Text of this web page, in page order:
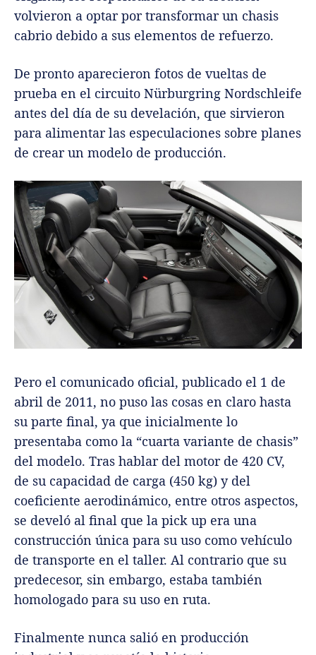
volvieron a optar por transformar un chasis
cabrio debido a sus elementos de refuerzo.
De pronto aparecieron fotos de vueltas de
prueba en el circuito Nürburgring Nordschleife
antes del día de su develación, que sirvieron
para alimentar las especulaciones sobre planes
de crear un modelo de producción.
Pero el comunicado oficial, publicado el 1 de
abril de 2011, no puso las cosas en claro hasta
su parte final, ya que inicialmente lo
presentaba como la “cuarta variante de chasis”
del modelo. Tras hablar del motor de 420 CV,
de su capacidad de carga (450 kg) y del
coeficiente aerodinámico, entre otros aspectos,
se develó al final que la pick up era una
construcción única para su uso como vehículo
de transporte en el taller. Al contrario que su
predecesor, sin embargo, estaba también
homologado para su uso en ruta.
Finalmente nunca salió en producción